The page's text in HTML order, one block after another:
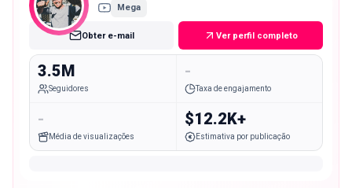
Mega
Obter e-mail Ver perfil completo
3.5M
Seguidores
-
Taxa de engajamento
-
Média de visualizações
$12.2K+
Estimativa por publicação